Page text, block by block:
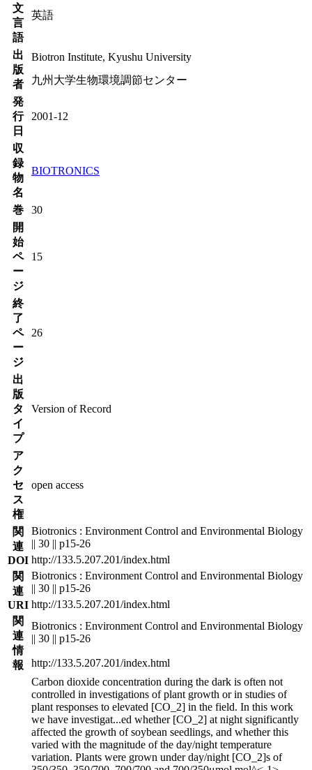
文
言
語
英語
出
版
者
Biotron Institute, Kyushu University
九州大学生物環境調節センター
発
行
日
2001-12
収
録
物
名
BIOTRONICS
巻
30
開
始
ペ
ー
ジ
15
終
了
ペ
ー
ジ
26
出
版
タ
イ
プ
Version of Record
ア
ク
セ
ス
権
open access
関
連
DOI
Biotronics : Environment Control and Environmental Biology
|| 30 || p15-26
http://133.5.207.201/index.html
関
連
URI
Biotronics : Environment Control and Environmental Biology
|| 30 || p15-26
http://133.5.207.201/index.html
関
連
情
報
Biotronics : Environment Control and Environmental Biology
|| 30 || p15-26
http://133.5.207.201/index.html
Carbon dioxide concentration during the dark is often not
controlled in investigations of plant growth or in studies of
plant responses to elevated [CO_2] in the field. In this work
we have investigat...ed whether [CO_2] at night significantly
affected the growth of soybean seedlings, and whether this
varied with the magnitude of the day/night temperature
variation. Plants were grown under day/night [CO_2]s of